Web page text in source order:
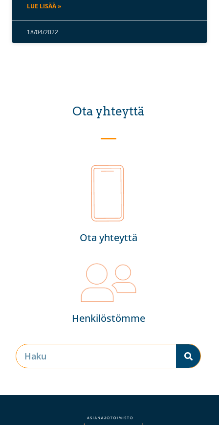
LUE LISÄÄ »
18/04/2022
Ota yhteyttä
Ota yhteyttä
Henkilöstömme